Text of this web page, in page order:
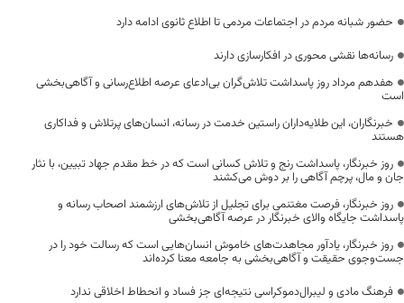
حضور شبانه مردم در اجتماعات مردمی تا اطلاع ثانوی ادامه دارد
رسانه‌ها نقشی محوری در افکارسازی دارند
هفدهم مرداد روز پاسداشت تلاش‌گران بی‌ادعای عرصه اطلاع‌رسانی و آگاهی‌بخشی
است
خبرنگاران، این طلایه‌داران راستین خدمت در رسانه، انسان‌های پرتلاش و فداکاری
هستند
روز خبرنگار، پاسداشت رنج و تلاش کسانی است که در خط مقدم جهاد تبیین، با نثار
جان و مال، پرچم آگاهی را بر دوش می‌کشند
روز خبرنگار، فرصت مغتنمی برای تجلیل از تلاش‌های ارزشمند اصحاب رسانه و
پاسداشت جایگاه والای خبرنگار در عرصه آگاهی‌بخشی
روز خبرنگار، یادآور مجاهدت‌های خاموش انسان‌هایی است که رسالت خود را در
جست‌وجوی حقیقت و آگاهی‌بخشی به جامعه معنا کرده‌اند
فرهنگ مادی و لیبرال‌دموکراسی نتیجه‌ای جز فساد و انحطاط اخلاقی ندارد